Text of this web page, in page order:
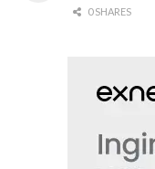
0 SHARES